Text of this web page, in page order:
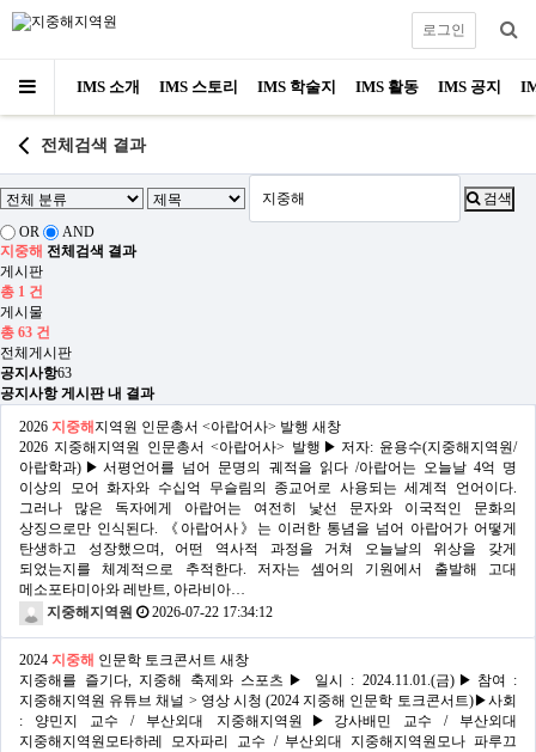
IMS 소개 IMS 스토리 IMS 학술지 IMS 활동 IMS 공지
로그인
전체검색 결과
검색
OR
AND
지중해 전체검색 결과
게시판
총 1 건
게시물
총 63 건
전체게시판
공지사항63
공지사항 게시판 내 결과
2026 지중해지역원 인문총서 <아랍어사> 발행 새창
2026 지중해지역원 인문총서 <아랍어사> 발행▶저자: 윤용수(지중해지역원/
아랍학과)▶서평언어를 넘어 문명의 궤적을 읽다 /아랍어는 오늘날 4억 명
이상의 모어 화자와 수십억 무슬림의 종교어로 사용되는 세계적 언어이다.
그러나 많은 독자에게 아랍어는 여전히 낯선 문자와 이국적인 문화의
상징으로만 인식된다. 《아랍어사》는 이러한 통념을 넘어 아랍어가 어떻게
탄생하고 성장했으며, 어떤 역사적 과정을 거쳐 오늘날의 위상을 갖게
되었는지를 체계적으로 추적한다. 저자는 셈어의 기원에서 출발해 고대
메소포타미아와 레반트, 아라비아…
지중해지역원
2026-07-22 17:34:12
2024 지중해 인문학 토크콘서트 새창
지중해를 즐기다, 지중해 축제와 스포츠▶ 일시 : 2024.11.01.(금)▶참여 :
지중해지역원 유튜브 채널 > 영상 시청 (2024 지중해 인문학 토크콘서트)▶사회
: 양민지 교수 / 부산외대 지중해지역원▶강사배민 교수 / 부산외대
지중해지역원모타하레 모자파리 교수 / 부산외대 지중해지역원모나 파루끄